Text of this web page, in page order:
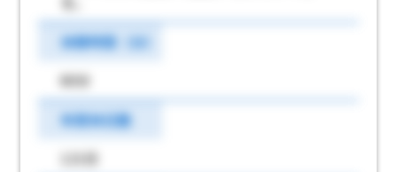
休憩時間（分）
60分
年間休日数
121日